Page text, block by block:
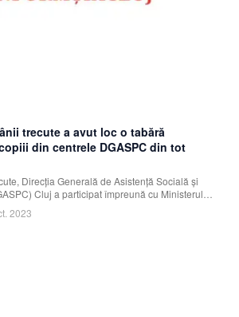
trecute a avut loc o tabără
din centrele DGASPC din tot
Direcția Generală de Asistență Socială și
Cluj a participat împreună cu Ministerul
2023